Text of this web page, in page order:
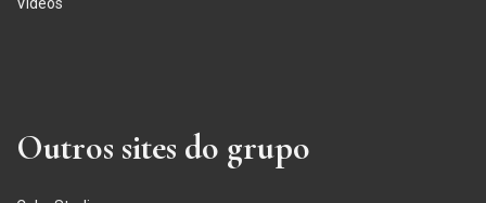
Vídeos
Outros sites do grupo